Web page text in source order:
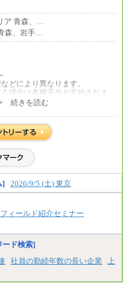
ア 青森、…
森、岩手…
どにより異なります。
場合は各種手当が支給されま
異なります。
場合は各種手当が支給されま
変更はございません
続きを読む
] 2026/9/5 (土) 東京
ィールド紹介セミナー
ード検索]
社員の勤続年数の長い企業
上